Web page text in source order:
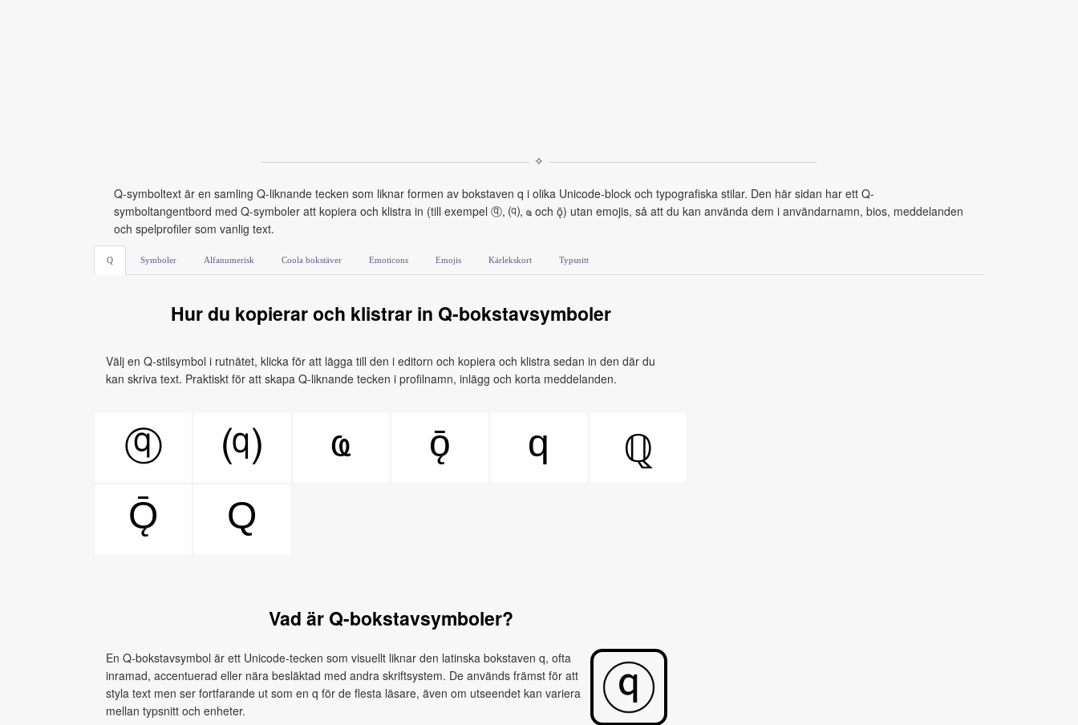
✧
Q-symboltext är en samling Q-liknande tecken som liknar formen av bokstaven q i olika Unicode-block och typografiska stilar. Den här sidan har ett Q-
symboltangentbord med Q-symboler att kopiera och klistra in (till exempel ⓠ, ⒬, ҩ och ǭ) utan emojis, så att du kan använda dem i användarnamn, bios, meddelanden
och spelprofiler som vanlig text.
Q Symboler Alfanumerisk Coola bokstäver Emoticons Emojis Kärlekskort Typsnitt
Hur du kopierar och klistrar in Q-bokstavsymboler
Välj en Q-stilsymbol i rutnätet, klicka för att lägga till den i editorn och kopiera och klistra sedan in den där du
kan skriva text. Praktiskt för att skapa Q-liknande tecken i profilnamn, inlägg och korta meddelanden.
ⓠ ⒬ ҩ ǭ q
ℚ
Ǭ
Q
Vad är Q-bokstavsymboler?
En Q-bokstavsymbol är ett Unicode-tecken som visuellt liknar den latinska bokstaven q, ofta
inramad, accentuerad eller nära besläktad med andra skriftsystem. De används främst för att
styla text men ser fortfarande ut som en q för de flesta läsare, även om utseendet kan variera
mellan typsnitt och enheter.